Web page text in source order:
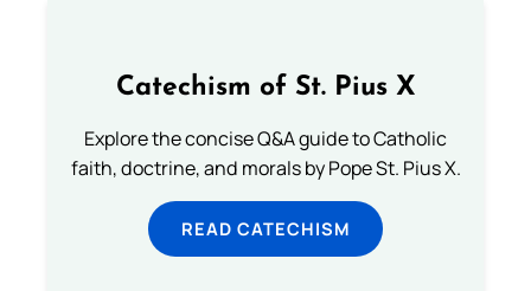
Catechism of St. Pius X
Explore the concise Q&A guide to Catholic
faith, doctrine, and morals by Pope St. Pius X.
READ CATECHISM